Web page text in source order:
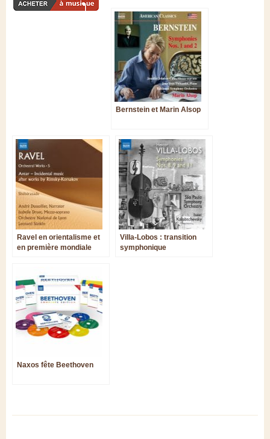
Bernstein et Marin Alsop
Ravel en orientalisme et
en première mondiale
Villa-Lobos : transition
symphonique
Naxos fête Beethoven